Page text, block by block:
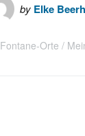
by Elke
Fontane-Orte